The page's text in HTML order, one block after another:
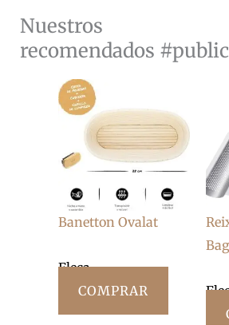
Nuestros
recomendados
Banetton Ovalat
Fleca
COMPRAR